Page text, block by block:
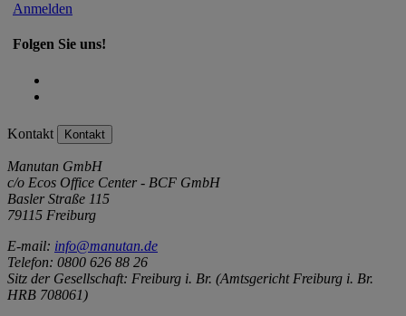
Anmelden
Folgen Sie uns!
Kontakt Kontakt
Manutan GmbH
c/o Ecos Office Center - BCF GmbH
Basler Straße 115
79115 Freiburg
E-mail: info@manutan.de
Telefon: 0800 626 88 26
Sitz der Gesellschaft: Freiburg i. Br. (Amtsgericht Freiburg i. Br.
HRB 708061)